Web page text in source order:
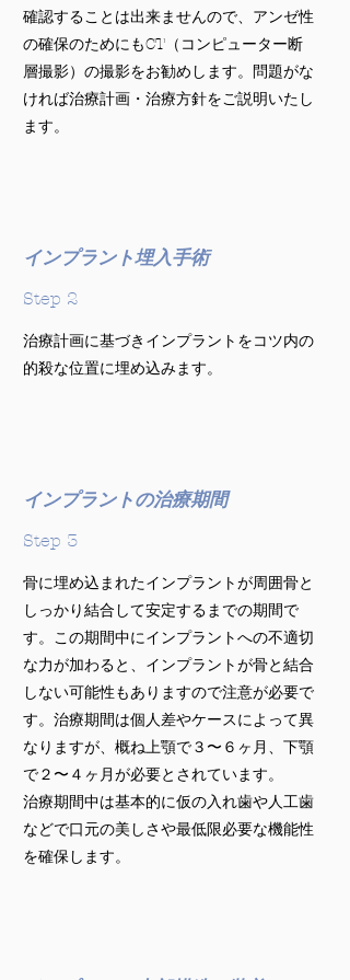
確認することは出来ませんので、アンゼ性
の確保のためにもCT（コンピューター断
層撮影）の撮影をお勧めします。問題がな
ければ治療計画・治療方針をご説明いたし
ます。
インプラント埋入手術
Step 2
治療計画に基づきインプラントをコツ内の
的殺な位置に埋め込みます。
インプラントの治療期間
Step 3
骨に埋め込まれたインプラントが周囲骨と
しっかり結合して安定するまでの期間で
す。この期間中にインプラントへの不適切
な力が加わると、インプラントが骨と結合
しない可能性もありますので注意が必要で
す。治療期間は個人差やケースによって異
なりますが、概ね上顎で３〜６ヶ月、下顎
で２〜４ヶ月が必要とされています。
治療期間中は基本的に仮の入れ歯や人工歯
などで口元の美しさや最低限必要な機能性
を確保します。